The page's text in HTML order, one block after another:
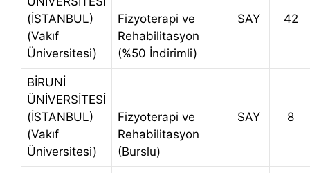
(İSTANBUL)
(Vakıf
Üniversitesi)
Fizyoterapi ve
Rehabilitasyon
(%50 İndirimli)
SAY 42
BİRUNİ
ÜNİVERSİTESİ
(İSTANBUL)
(Vakıf
Üniversitesi)
Fizyoterapi ve
Rehabilitasyon
(Burslu)
SAY 8